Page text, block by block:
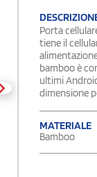
Porta
tiene il
bamboo è
ultimi
dimensione
MATERIALE
Bamboo